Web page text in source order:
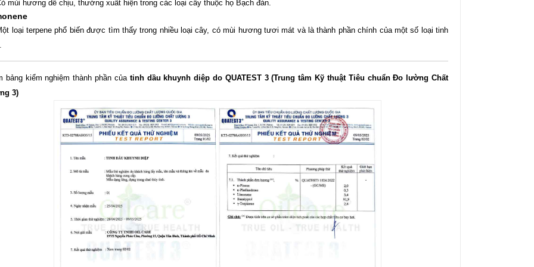
mùi hương dễ chịu, thường xuất hiện trong các loại cây thuộc họ Bạch đàn.
loại terpene phổ biến được tìm thấy trong nhiều loại cây, có mùi hương tươi mát và là thành phần chính của một số loại tinh
bảng kiểm nghiệm thành phần của tinh dầu khuynh diệp do QUATEST 3 (Trung tâm Kỹ thuật Tiêu chuẩn Đo lường Chất
3)